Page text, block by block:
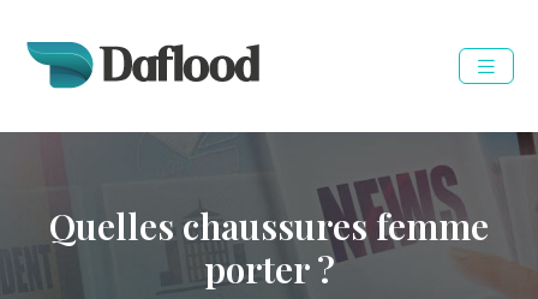
Quelles chaussures femme
porter ?